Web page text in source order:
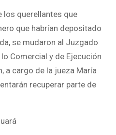
los querellantes que
que habrían depositado
se mudaron al Juzgado
Comercial y de Ejecución
a cargo de la jueza María
recuperar parte de